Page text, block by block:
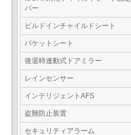
バー
ビルドインチャイルドシート
バケットシート
後退時連動式ドアミラー
レインセンサー
インテリジェントAFS
盗難防止装置
セキュリティアラーム